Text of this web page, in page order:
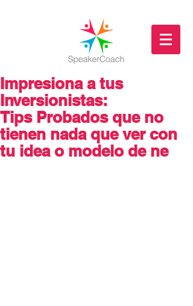
Impresiona a tus
Inversionistas:
Tips Probados que no
tienen nada que ver con
tu idea o modelo de ne